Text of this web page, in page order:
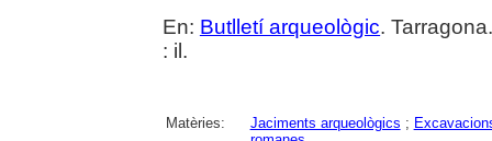
En: Butlletí arqueològic.
: il.
Matèries: Jaciments arqueològics ;